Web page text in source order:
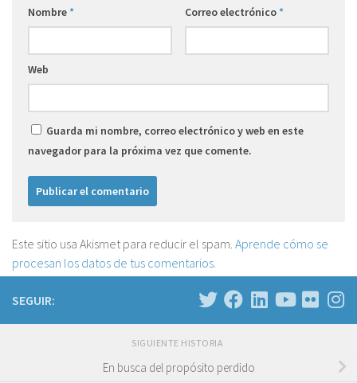
Nombre* Correo electrónico*
Web
Guarda mi nombre, correo electrónico y web en este
navegador para la próxima vez que comente.
Este sitio usa Akismet para reducir el spam. Aprende cómo se
procesan los datos de tus comentarios.
SEGUIR:
SIGUIENTE HISTORIA
En busca del propósito perdido